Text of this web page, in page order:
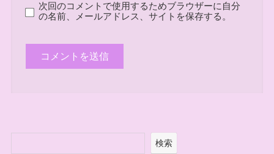
次回のコメントで使用するためブラウザーに自分
の名前、メールアドレス、サイトを保存する。
検索